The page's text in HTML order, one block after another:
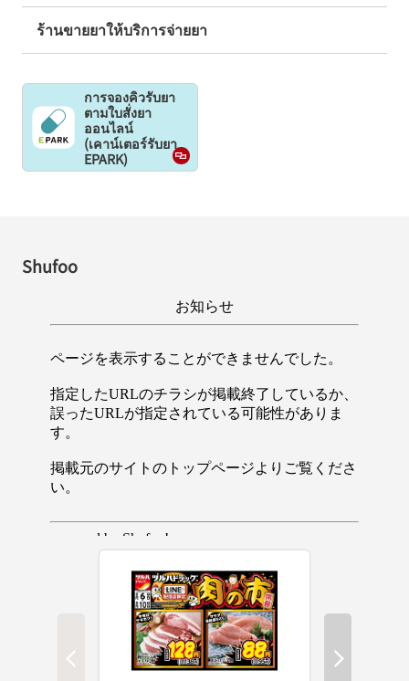
ร้านขายยาให้บริการจ่ายยา
การจองคิวรับยา
ตามใบสั่งยา
ออนไลน์
(เคาน์เตอร์รับยา
EPARK)
Shufoo